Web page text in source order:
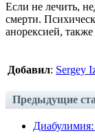
Если не лечить,
смерти.
анорексией,
Добавил: Sergey
Предыдущие
Диабулимия: